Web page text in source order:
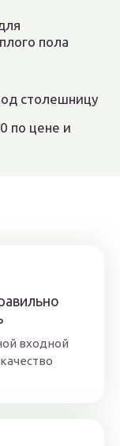
пола
столешницу
по цене и
входной